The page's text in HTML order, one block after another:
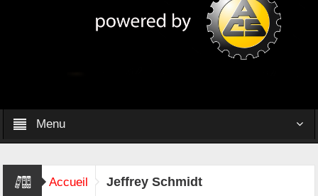
Menu
Accueil Jeffrey Schmidt